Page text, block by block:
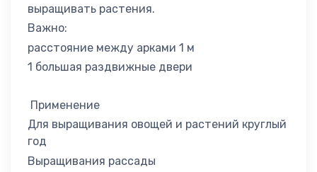
выращивать растения.
Важно:
расстояние между арками 1 м
1 большaя раздвижные двери
Применение
Для выращивания овощей и растений круглый
год
Выращивания рассады